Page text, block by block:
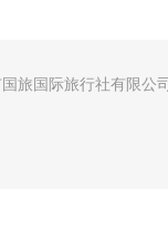
旅国际旅行社有限